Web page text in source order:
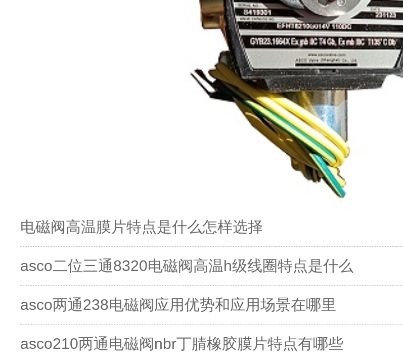
电磁阀高温膜片特点是什么怎样选择
asco二位三通8320电磁阀高温h级线圈特点是什么
asco两通238电磁阀应用优势和应用场景在哪里
asco210两通电磁阀nbr丁腈橡胶膜片特点有哪些